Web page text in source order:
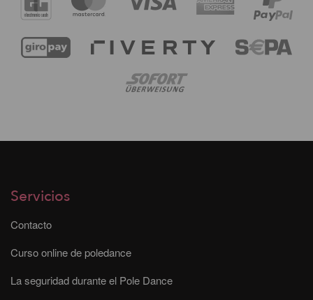
Servicios
Contacto
Curso online de poledance
La seguridad durante el Pole Dance